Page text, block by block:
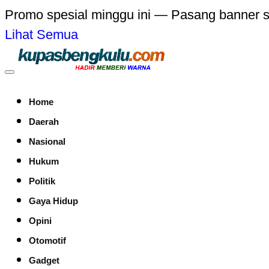
Promo spesial minggu ini — Pasang banner
Lihat Semua
Home
Daerah
Nasional
Hukum
Politik
Gaya Hidup
Opini
Otomotif
Gadget